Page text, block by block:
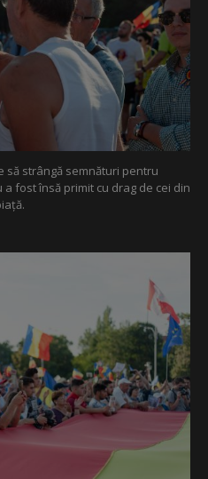
să strângă semnături pentru
fost însă primit cu drag de cei din